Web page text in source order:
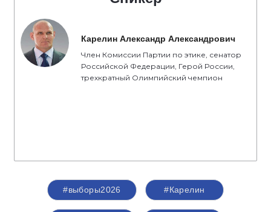
Карелин Александр Александрович
Член Комиссии Партии по этике, сенатор
Российской Федерации, Герой России,
трехкратный Олимпийский чемпион
#выборы2026 #Карелин